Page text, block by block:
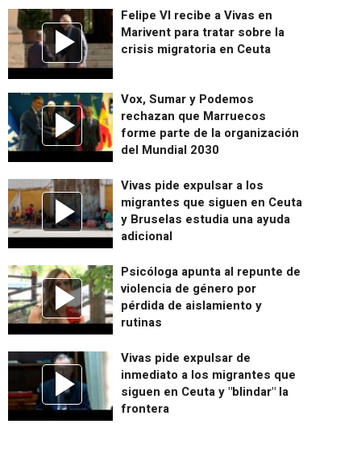
Felipe VI recibe a Vivas en
Marivent para tratar sobre la
crisis migratoria en Ceuta
Vox, Sumar y Podemos
rechazan que Marruecos
forme parte de la organización
del Mundial 2030
Vivas pide expulsar a los
migrantes que siguen en Ceuta
y Bruselas estudia una ayuda
adicional
Psicóloga apunta al repunte de
violencia de género por
pérdida de aislamiento y
rutinas
Vivas pide expulsar de
inmediato a los migrantes que
siguen en Ceuta y "blindar" la
frontera